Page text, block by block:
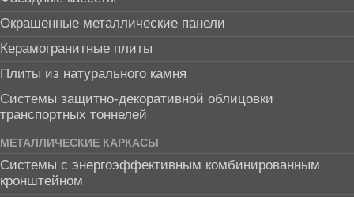
Окрашенные металлические панели
Керамогранитные плиты
Плиты из натурального камня
Системы защитно-декоративной облицовки
транспортных тоннелей
МЕТАЛЛИЧЕСКИЕ КАРКАСЫ
Системы с энергоэффективным комбинированным
кронштейном